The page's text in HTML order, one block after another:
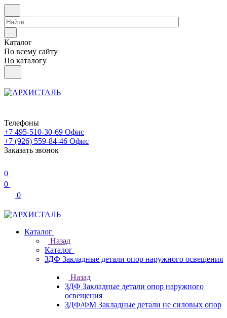
Каталог
По всему сайту
По каталогу
Телефоны
+7 495-510-30-69 Офис
+7 (926) 559-84-46 Офис
Заказать звонок
0
0
0
Каталог
Назад
Каталог
ЗДФ Закладные детали опор наружного освещения
Назад
ЗДФ Закладные детали опор наружного
освещения
ЗДФ/ФМ Закладные детали не силовых опор